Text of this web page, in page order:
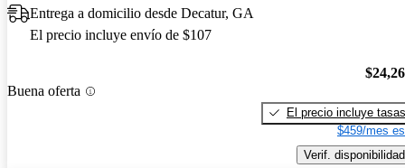
Entrega a domicilio desde Decatur, GA
El precio incluye envío de $107
Buena oferta
El precio incluye tasas
$459/mes
Verif. disponibilidad